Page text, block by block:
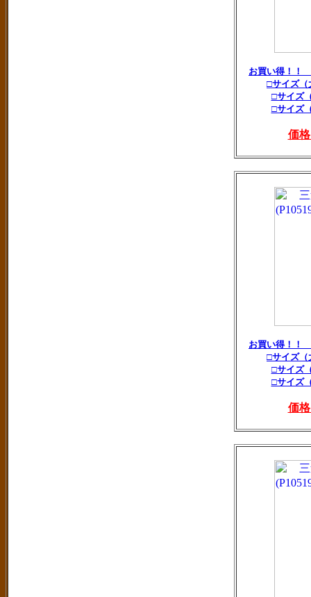
お買い得！！
□サイズ（
□サイズ
□サイズ
価
お買い得！！
□サイズ（
□サイズ
□サイズ
価